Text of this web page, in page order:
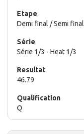
Demi final / Semi final
Série 1/3 - Heat 1/3
46.79
Q